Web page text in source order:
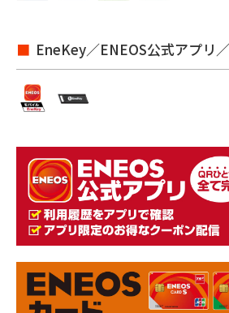
EneKey／ENEOS公式アプリ